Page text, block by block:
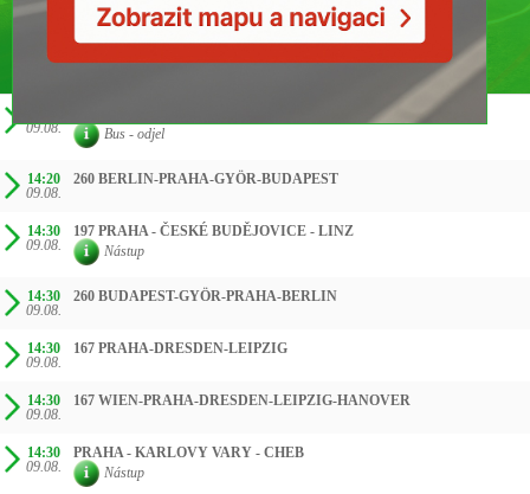
09.08.
Bus - odjel
14:20
09.08.
260 BERLIN-PRAHA-GYÖR-BUDAPEST
14:30
09.08.
197 PRAHA - ČESKÉ BUDĚJOVICE - LINZ
Nástup
14:30
09.08.
260 BUDAPEST-GYÖR-PRAHA-BERLIN
14:30
09.08.
167 PRAHA-DRESDEN-LEIPZIG
14:30
09.08.
167 WIEN-PRAHA-DRESDEN-LEIPZIG-HANOVER
14:30
09.08.
PRAHA - KARLOVY VARY - CHEB
Nástup